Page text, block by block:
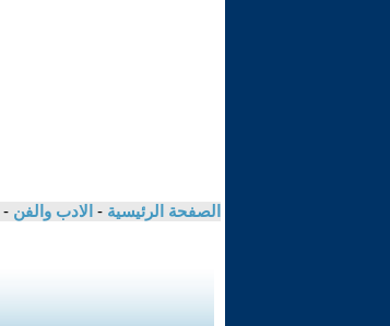
الصفحة الرئيسية - الادب والفن -